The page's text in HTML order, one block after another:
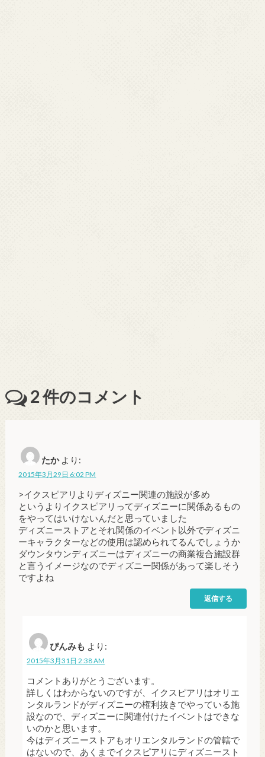
2件のコメント
たか より:
2015年3月29日 6:02 PM
>イクスピアリよりディズニー関連の施設が多め
というよりイクスピアリってディズニーに関係あるもの
をやってはいけないんだと思っていました
ディズニーストアとそれ関係のイベント以外でディズニ
ーキャラクターなどの使用は認められてるんでしょうか
ダウンタウンディズニーはディズニーの商業複合施設群
と言うイメージなのでディズニー関係があって楽しそう
ですよね
返信する
ぴんみも より:
2015年3月31日 2:38 AM
コメントありがとうございます。
詳しくはわからないのですが、イクスピアリはオリエ
ンタルランドがディズニーの権利抜きでやっている施
設なので、ディズニーに関連付けたイベントはできな
いのかと思います。
今はディズニーストアもオリエンタルランドの管轄で
はないので、あくまでイクスピアリにディズニースト